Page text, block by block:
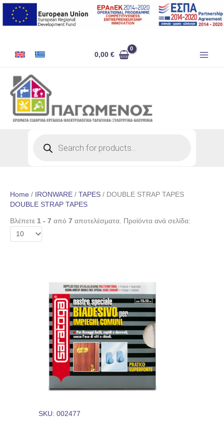
Skip
content
0,00€
Home / IRONWARE / TAPES / DOUBLE STRAP TAPES
DOUBLE STRAP TAPES
Βλέπετε 1 - 7 από 7 αποτελέσματα. Προϊόντα ανά σελίδα:
SKU: 002477